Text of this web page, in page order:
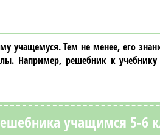
учащемуся. Тем не менее, его
Например, решебник к учебнику
учащимся 5-6